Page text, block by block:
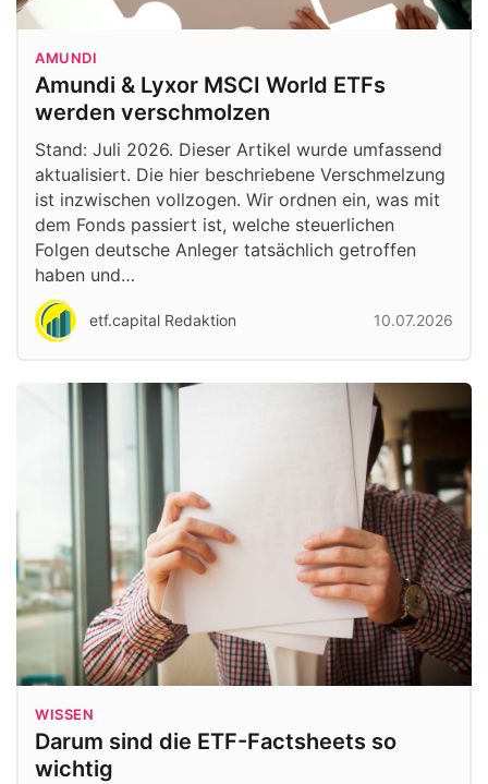
AMUNDI
Amundi & Lyxor MSCI World ETFs
werden verschmolzen
Stand: Juli 2026. Dieser Artikel wurde umfassend
aktualisiert. Die hier beschriebene Verschmelzung
ist inzwischen vollzogen. Wir ordnen ein, was mit
dem Fonds passiert ist, welche steuerlichen
Folgen deutsche Anleger tatsächlich getroffen
haben und…
etf.capital Redaktion 10.07.2026
WISSEN
Darum sind die ETF-Factsheets so
wichtig